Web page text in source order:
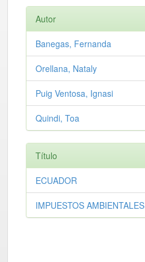
Autor
Banegas, Fernanda
Orellana, Nataly
Puig Ventosa, Ignasi
Quindi, Toa
Título
ECUADOR
IMPUESTOS AMBIENTALES